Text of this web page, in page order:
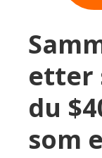
etter
du
som